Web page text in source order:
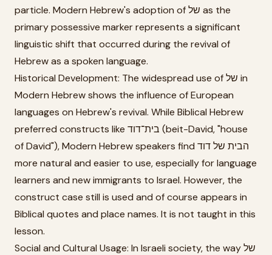
particle. Modern Hebrew's adoption of של as the
primary possessive marker represents a significant
linguistic shift that occurred during the revival of
Hebrew as a spoken language.
Historical Development: The widespread use of של in
Modern Hebrew shows the influence of European
languages on Hebrew's revival. While Biblical Hebrew
preferred constructs like בית־דוד (beit-David, "house
of David"), Modern Hebrew speakers find הבית של דוד
more natural and easier to use, especially for language
learners and new immigrants to Israel. However, the
construct case still is used and of course appears in
Biblical quotes and place names. It is not taught in this
lesson.
Social and Cultural Usage: In Israeli society, the way של